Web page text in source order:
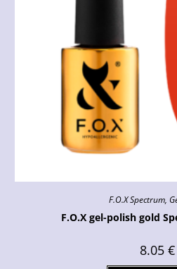
F.O.X Spectrum,
F.O.X gel-polish gold
8.05 €